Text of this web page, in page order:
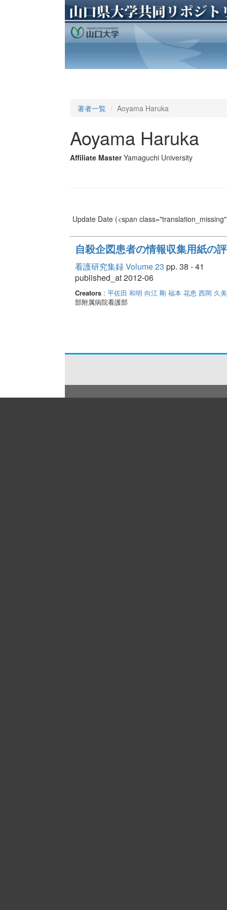
著者一覧 Aoyama Haruka
Aoyama Haruka
Affiliate Master Yamaguchi University
Update Date(<span
自殺企図患者の情報収集用紙の
看護研究集録 Volume 23 pp. 38 - 41
published_at 2012-06
Creators: 平佐田 和明 向江 剛 福本 花恵 西岡 久
部附属病院看護部